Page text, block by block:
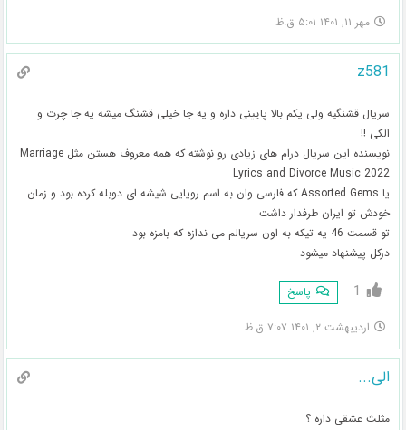
مهر ۱۱, ۱۴۰۱ ۵:۰۱ ق.ظ
z581
سریال قشنگیه ولی یکم بالا پایینی داره و یه جا خیلی قشنگ میشه یه جا چرت و
الکی !!
نویسنده این سریال درام های زیادی رو نوشته که همه معروف هستن مثل Marriage
Lyrics and Divorce Music 2022
یا Assorted Gems که فارسی وان به اسم رویایی شیشه ای دوبله کرده بود و زمان
خودش تو ایران طرفدار داشت
تو قسمت 46 یه تیکه به اون سریالم می ندازه که بامزه بود
درکل پیشنهاد میشود
1 پاسخ
اردیبهشت ۲, ۱۴۰۱ ۷:۰۷ ق.ظ
الی...
مثلث عشقی داره ؟